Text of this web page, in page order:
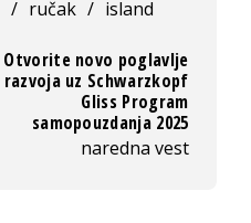
/ ručak / island
Otvorite novo poglavlje
razvoja uz Schwarzkopf
Gliss Program
samopouzdanja 2025
naredna vest